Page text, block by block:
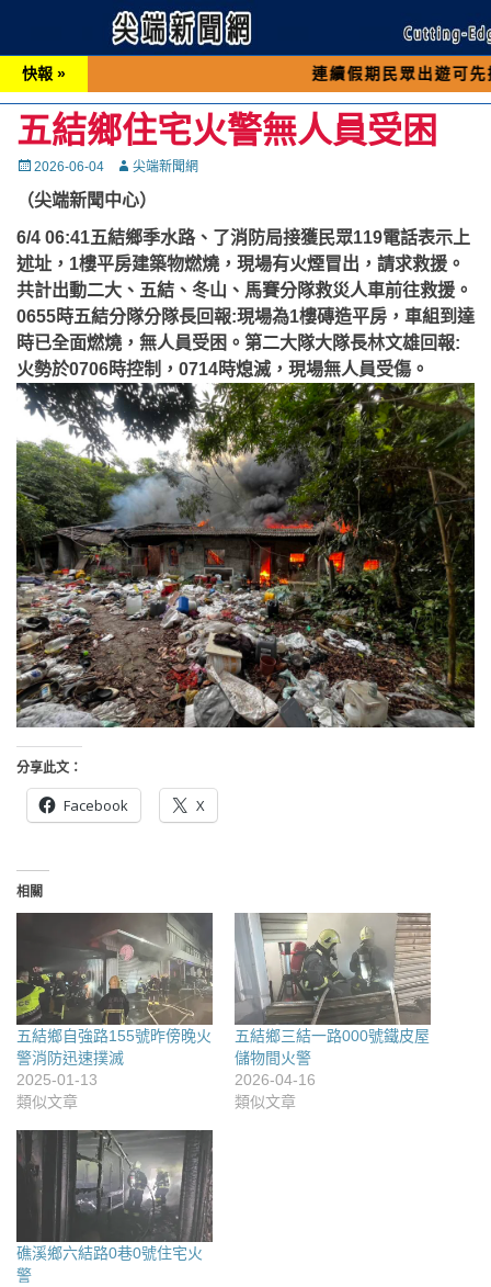
快報 » 連續假期民眾出遊可先撥打交通
五結鄉住宅火警無人員受困
Posted
2026-06-04 Autor尖端新聞網
（尖端新聞中心）
6/4 06:41五結鄉季水路、了消防局接獲民眾119電話表示上
述址，1樓平房建築物燃燒，現場有火煙冒出，請求救援。
共計出動二大、五結、冬山、馬賽分隊救災人車前往救援。
0655時五結分隊分隊長回報:現場為1樓磚造平房，車組到達
時已全面燃燒，無人員受困。第二大隊大隊長林文雄回報:
火勢於0706時控制，0714時熄滅，現場無人員受傷。
分享此文：
Facebook X
相關
五結鄉自強路155號昨傍晚火
警消防迅速撲滅
2025-01-13
類似文章
五結鄉三結一路000號鐵皮屋
儲物間火警
2026-04-16
類似文章
礁溪鄉六結路0巷0號住宅火
警